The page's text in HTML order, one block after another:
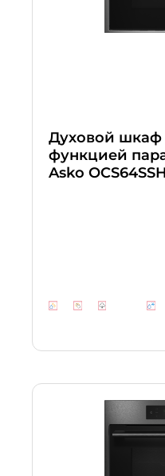
Духовой шкаф
функцией
Asko OCS64SSH